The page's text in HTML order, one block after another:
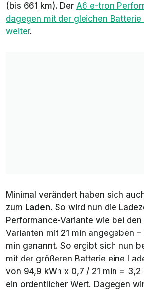
(bis 661 km). Der A6 e-tron
dagegen mit der gleichen Batterie
weiter.
Minimal verändert haben sich
zum Laden. So wird nun die
Performance-Variante wie bei den
Varianten mit 21 min angegeben
min genannt. So ergibt sich nun
mit der größeren Batterie eine
von 94,9 kWh x 0,7 / 21 min = 3,2
ein ordentlicher Wert. Dagegen